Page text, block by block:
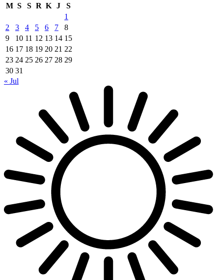
M S S R K J
S
1
2
3 4 5 6 7
8
9
10 11 12 13 14 15
16 17 18 19 20 21 22
23 24 25 26 27 28 29
30 31
« Jul